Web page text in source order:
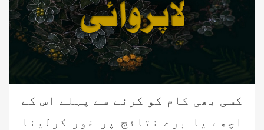
کسی بھی کام کو کرنے سے پہلے اس کے
اچھے یا برے نتائج پر غور کرلینا